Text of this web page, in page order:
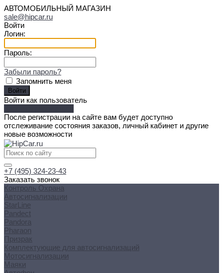
АВТОМОБИЛЬНЫЙ МАГАЗИН
sale@hipcar.ru
Войти
Логин:
Пароль:
Забыли пароль?
Запомнить меня
Войти как пользователь
После регистрации на сайте вам будет доступно
отслеживание состояния заказов, личный кабинет и другие
новые возможности
+7 (495) 324-23-43
Заказать звонок
Контроль Охрана
Автосигнализации
StarLine
Pandect
Pandora
Pharaon
Призрак
Комплектующие для автосигнализаций
Мотосигнализации
Маяки